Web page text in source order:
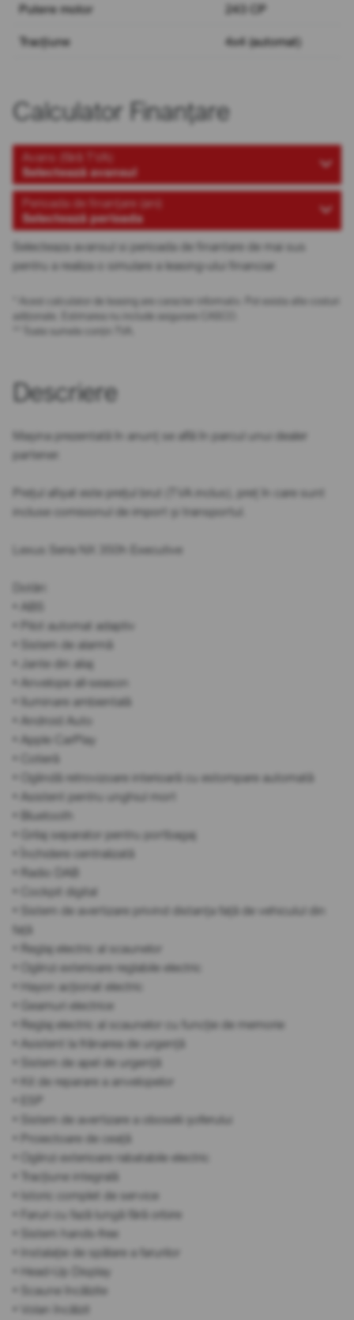
Putere motor 243 CP
Tracțiune 4x4 (automat)
Calculator Finanțare
Avans (fără TVA)
Selectează avansul
Perioada de finanțare (ani)
Selectează perioada
Selecteaza avansul si perioada de finantare de mai sus
pentru a realiza o simulare a leasing-ului financiar.
* Acest calculator de leasing are caracter informativ. Pot exista alte costuri
adiționale. Estimarea nu include asigurare CASCO.
** Toate sumele conțin TVA.
Descriere
Mașina prezentată în anunț se află în parcul unui dealer
partener.
Prețul afișat este prețul brut (TVA inclus), preț în care sunt
incluse comisionul de import și transportul.
Lexus Seria NX 350h Executive
Dotări:
• ABS
• Pilot automat adaptiv
• Sistem de alarmă
• Jante din aliaj
• Anvelope all-season
• Iluminare ambientală
• Android Auto
• Apple CarPlay
• Cotieră
• Oglindă retrovizoare interioară cu estompare automată
• Asistent pentru unghiul mort
• Bluetooth
• Grilaj separator pentru portbagaj
• Închidere centralizată
• Radio DAB
• Cockpit digital
• Sistem de avertizare privind distanța față de vehiculul din
față
• Reglaj electric al scaunelor
• Oglinzi exterioare reglabile electric
• Hayon acționat electric
• Geamuri electrice
• Reglaj electric al scaunelor cu funcție de memorie
• Asistent la frânarea de urgență
• Sistem de apel de urgență
• Kit de reparare a anvelopelor
• Sistem de avertizare a oboselii șoferului
• Proiectoare de ceață
• Oglinzi exterioare rabatabile electric
• Tracțiune integrală
• Istoric complet de service
• Faruri cu fază lungă fără orbire
• Sistem hands-free
• Instalație de spălare a farurilor
• Head-Up Display
• Scaune încălzite
• Volan încălzit